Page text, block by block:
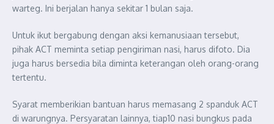
warteg. Ini berjalan hanya sekitar 1 bulan saja.
Untuk ikut bergabung dengan aksi kemanusiaan tersebut,
pihak ACT meminta setiap pengiriman nasi, harus difoto. Dia
juga harus bersedia bila diminta keterangan oleh orang-orang
tertentu.
Syarat memberikian bantuan harus memasang 2 spanduk ACT
di warungnya. Persyaratan lainnya, tiap10 nasi bungkus pada